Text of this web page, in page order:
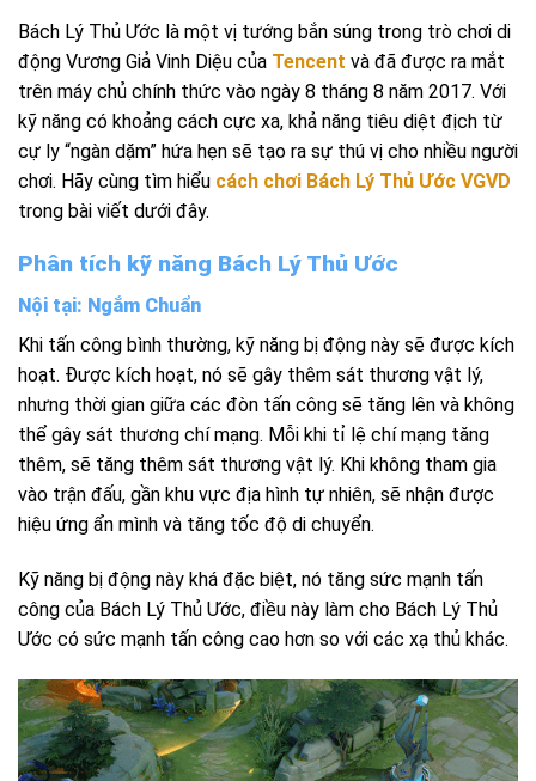
Bách Lý Thủ Ước là một vị tướng bắn súng trong trò chơi di
động Vương Giả Vinh Diệu của Tencent và đã được ra mắt
trên máy chủ chính thức vào ngày 8 tháng 8 năm 2017. Với
kỹ năng có khoảng cách cực xa, khả năng tiêu diệt địch từ
cự ly “ngàn dặm” hứa hẹn sẽ tạo ra sự thú vị cho nhiều người
chơi. Hãy cùng tìm hiểu cách chơi Bách Lý Thủ Ước VGVD
trong bài viết dưới đây.
Phân tích kỹ năng Bách Lý Thủ Ước
Nội tại: Ngắm Chuẩn
Khi tấn công bình thường, kỹ năng bị động này sẽ được kích
hoạt. Được kích hoạt, nó sẽ gây thêm sát thương vật lý,
nhưng thời gian giữa các đòn tấn công sẽ tăng lên và không
thể gây sát thương chí mạng. Mỗi khi tỉ lệ chí mạng tăng
thêm, sẽ tăng thêm sát thương vật lý. Khi không tham gia
vào trận đấu, gần khu vực địa hình tự nhiên, sẽ nhận được
hiệu ứng ẩn mình và tăng tốc độ di chuyển.
Kỹ năng bị động này khá đặc biệt, nó tăng sức mạnh tấn
công của Bách Lý Thủ Ước, điều này làm cho Bách Lý Thủ
Ước có sức mạnh tấn công cao hơn so với các xạ thủ khác.